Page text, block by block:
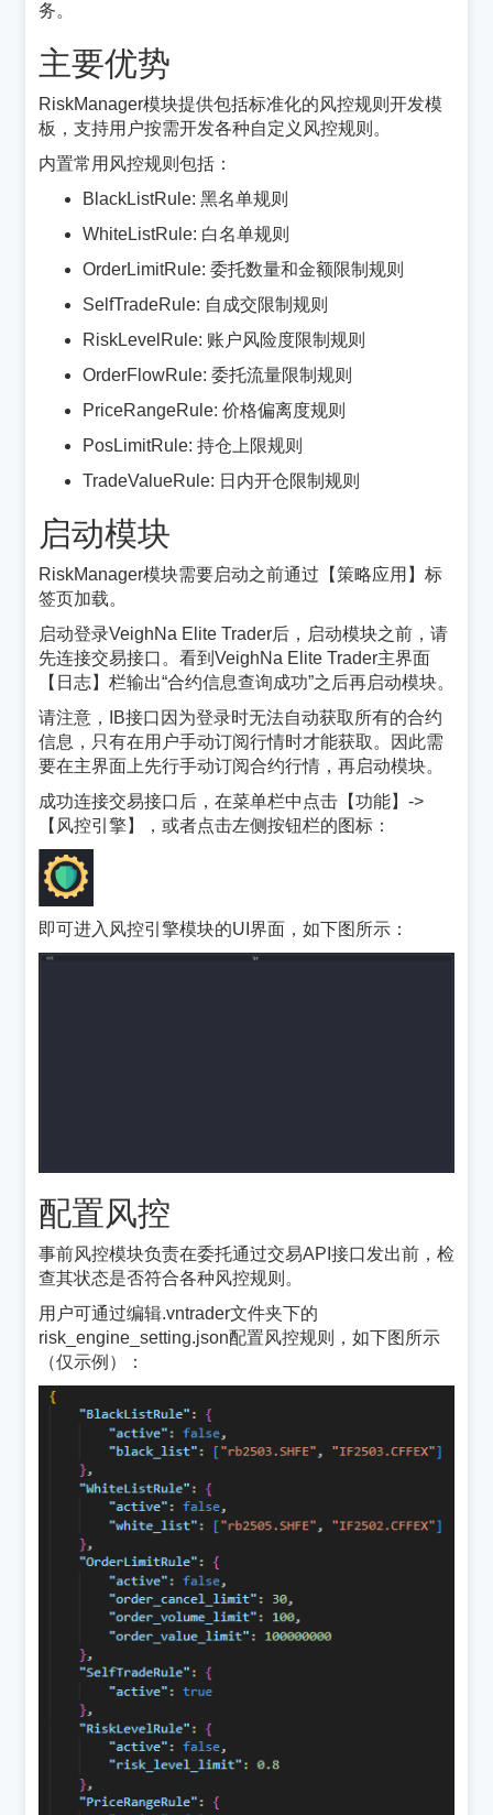
务。
主要优势
RiskManager模块提供包括标准化的风控规则开发模
板，支持用户按需开发各种自定义风控规则。
内置常用风控规则包括：
BlackListRule: 黑名单规则
WhiteListRule: 白名单规则
OrderLimitRule: 委托数量和金额限制规则
SelfTradeRule: 自成交限制规则
RiskLevelRule: 账户风险度限制规则
OrderFlowRule: 委托流量限制规则
PriceRangeRule: 价格偏离度规则
PosLimitRule: 持仓上限规则
TradeValueRule: 日内开仓限制规则
启动模块
RiskManager模块需要启动之前通过【策略应用】标
签页加载。
启动登录VeighNa Elite Trader后，启动模块之前，请
先连接交易接口。看到VeighNa Elite Trader主界面
【日志】栏输出“合约信息查询成功”之后再启动模块。
请注意，IB接口因为登录时无法自动获取所有的合约
信息，只有在用户手动订阅行情时才能获取。因此需
要在主界面上先行手动订阅合约行情，再启动模块。
成功连接交易接口后，在菜单栏中点击【功能】->
【风控引擎】，或者点击左侧按钮栏的图标：
即可进入风控引擎模块的UI界面，如下图所示：
配置风控
事前风控模块负责在委托通过交易API接口发出前，检
查其状态是否符合各种风控规则。
用户可通过编辑.vntrader文件夹下的
risk_engine_setting.json配置风控规则，如下图所示
（仅示例）：